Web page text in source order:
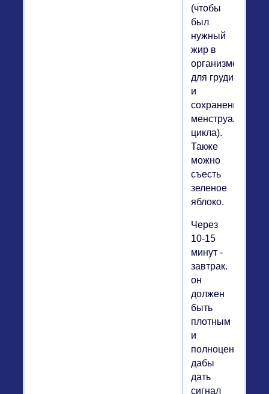
(чтобы
был
нужный
жир в
организме,
для груди
и
сохранения
менструального
цикла).
Также
можно
съесть
зеленое
яблоко.
Через
10-15
минут -
завтрак.
он
должен
быть
плотным
и
полноценным,
дабы
дать
сигнал